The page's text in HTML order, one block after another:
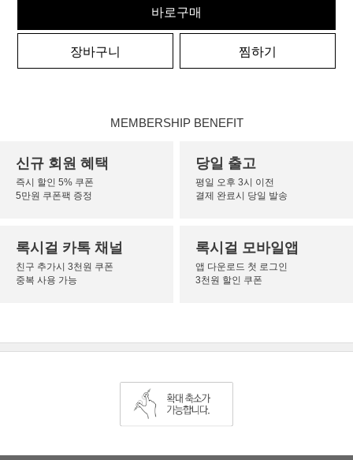
바로구매
장바구니 찜하기
MEMBERSHIP BENEFIT
신규 회원 혜택
즉시 할인 5% 쿠폰
5만원 쿠폰팩 증정
당일 출고
평일 오후 3시 이전
결제 완료시 당일 발송
록시걸 카톡 채널
친구 추가시 3천원 쿠폰
중복 사용 가능
록시걸 모바일앱
앱 다운로드 첫 로그인
3천원 할인 쿠폰